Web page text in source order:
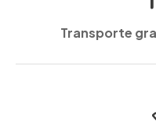
Transporte